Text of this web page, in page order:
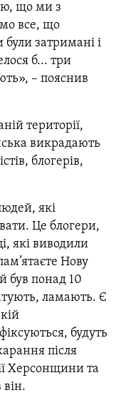
що ми з
все, що
затримані і
б... три
– пояснив
території,
викрадають
блогерів,
які
Це блогери,
які виводили
Нову
був понад 10
ламають. Є
будуть
після
Херсонщини та
він.